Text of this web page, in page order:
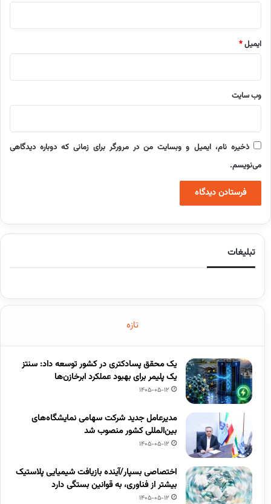
ایمیل*
وب‌ سایت
ذخیره نام، ایمیل و وبسایت من در مرورگر برای زمانی که دوباره دیدگاهی
می‌نویسم.
تبلیغات
تازه
یک محقق پسادکتری در کشور توسعه داد: سنتز
یک پلیمر برای بهبود عملکرد ابرخازن‌ها
1405-05-12
مدیرعامل جدید شرکت سهامی نمایشگاه‌های
بین‌المللی کشور منصوب شد
1405-05-12
اختصاصی بسپار/آینده بازیافت شیمیایی پلاستیک
بیشتر از فناوری، به قوانین بستگی دارد
1405-05-12